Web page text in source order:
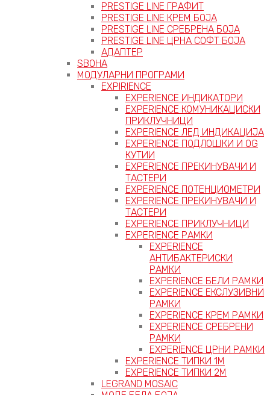
PRESTIGE LINE ГРАФИТ
PRESTIGE LINE КРЕМ БОЈА
PRESTIGE LINE СРЕБРЕНА БОЈА
PRESTIGE LINE ЦРНА СОФТ БОЈА
АДАПТЕР
ЅВОНА
МОДУЛАРНИ ПРОГРАМИ
EXPIRIENCE
EXPERIENCE ИНДИКАТОРИ
EXPERIENCE КОМУНИКАЦИСКИ
ПРИКЛУЧНИЦИ
EXPERIENCE ЛЕД ИНДИКАЦИЈА
EXPERIENCE ПОДЛОШКИ И OG
КУТИИ
EXPERIENCE ПРЕКИНУВАЧИ И
ТАСТЕРИ
EXPERIENCE ПОТЕНЦИОМЕТРИ
EXPERIENCE ПРЕКИНУВАЧИ И
ТАСТЕРИ
EXPERIENCE ПРИКЛУЧНИЦИ
EXPERIENCE РАМКИ
EXPERIENCE
АНТИБАКТЕРИСКИ
РАМКИ
EXPERIENCE БЕЛИ РАМКИ
EXPERIENCE ЕКСЛУЗИВНИ
РАМКИ
EXPERIENCE КРЕМ РАМКИ
EXPERIENCE СРЕБРЕНИ
РАМКИ
EXPERIENCE ЦРНИ РАМКИ
EXPERIENCE ТИПКИ 1M
EXPERIENCE ТИПКИ 2М
LEGRAND MOSAIC